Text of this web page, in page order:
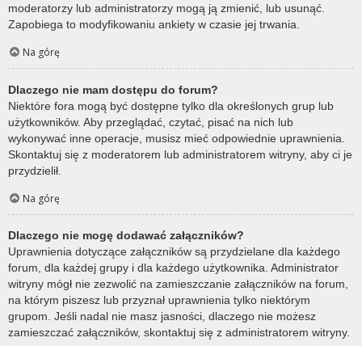
moderatorzy lub administratorzy mogą ją zmienić, lub usunąć.
Zapobiega to modyfikowaniu ankiety w czasie jej trwania.
Na górę
Dlaczego nie mam dostępu do forum?
Niektóre fora mogą być dostępne tylko dla określonych grup lub
użytkowników. Aby przeglądać, czytać, pisać na nich lub
wykonywać inne operacje, musisz mieć odpowiednie uprawnienia.
Skontaktuj się z moderatorem lub administratorem witryny, aby ci je
przydzielił.
Na górę
Dlaczego nie mogę dodawać załączników?
Uprawnienia dotyczące załączników są przydzielane dla każdego
forum, dla każdej grupy i dla każdego użytkownika. Administrator
witryny mógł nie zezwolić na zamieszczanie załączników na forum,
na którym piszesz lub przyznał uprawnienia tylko niektórym
grupom. Jeśli nadal nie masz jasności, dlaczego nie możesz
zamieszczać załączników, skontaktuj się z administratorem witryny.